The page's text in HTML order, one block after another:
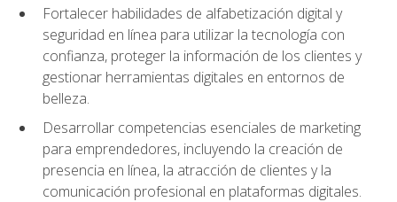
Fortalecer habilidades de alfabetización digital y
seguridad en línea para utilizar la tecnología con
confianza, proteger la información de los clientes y
gestionar herramientas digitales en entornos de
belleza.
Desarrollar competencias esenciales de marketing
para emprendedores, incluyendo la creación de
presencia en línea, la atracción de clientes y la
comunicación profesional en plataformas digitales.